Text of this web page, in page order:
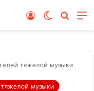
Switch skin
Войти
тяжелой музыки
музыки